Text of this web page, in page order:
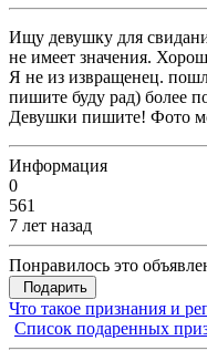
Ищу девушку для
не имеет значения.
Я не из извращенец.
пишите буду рад) более
Девушки пишите! Фото
Информация
0
561
7 лет назад
Понравилось это
Подарить
Что такое признания и
Список подаренных